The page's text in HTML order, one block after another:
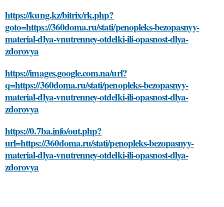
https://kung.kz/bitrix/rk.php?
goto=https://360doma.ru/stati/penopleks-bezopasnyy-
material-dlya-vnutrenney-otdelki-ili-opasnost-dlya-
zdorovya
https://images.google.com.na/url?
q=https://360doma.ru/stati/penopleks-bezopasnyy-
material-dlya-vnutrenney-otdelki-ili-opasnost-dlya-
zdorovya
https://0.7ba.info/out.php?
url=https://360doma.ru/stati/penopleks-bezopasnyy-
material-dlya-vnutrenney-otdelki-ili-opasnost-dlya-
zdorovya